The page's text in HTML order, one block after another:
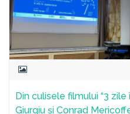
Din culisele filmului “3
Giurgiu și Conrad